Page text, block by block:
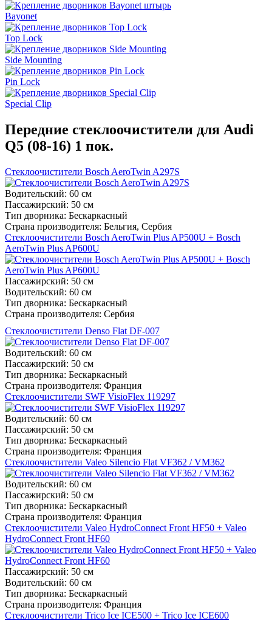
Bayonet
Top Lock
Side Mounting
Pin Lock
Special Clip
Передние стеклоочистители для Audi
Q5 (08-16) 1 пок.
Стеклоочистители Bosch AeroTwin A297S
Водительский: 60 см
Пассажирский: 50 см
Тип дворника: Бескаркасный
Страна производителя: Бельгия, Сербия
Стеклоочистители Bosch AeroTwin Plus AP500U + Bosch
AeroTwin Plus AP600U
Пассажирский: 50 см
Водительский: 60 см
Тип дворника: Бескаркасный
Страна производителя: Сербия
Стеклоочистители Denso Flat DF-007
Водительский: 60 см
Пассажирский: 50 см
Тип дворника: Бескаркасный
Страна производителя: Франция
Стеклоочистители SWF VisioFlex 119297
Водительский: 60 см
Пассажирский: 50 см
Тип дворника: Бескаркасный
Страна производителя: Франция
Стеклоочистители Valeo Silencio Flat VF362 / VM362
Водительский: 60 см
Пассажирский: 50 см
Тип дворника: Бескаркасный
Страна производителя: Франция
Стеклоочистители Valeo HydroConnect Front HF50 + Valeo
HydroConnect Front HF60
Пассажирский: 50 см
Водительский: 60 см
Тип дворника: Бескаркасный
Страна производителя: Франция
Стеклоочистители Trico Ice ICE500 + Trico Ice ICE600